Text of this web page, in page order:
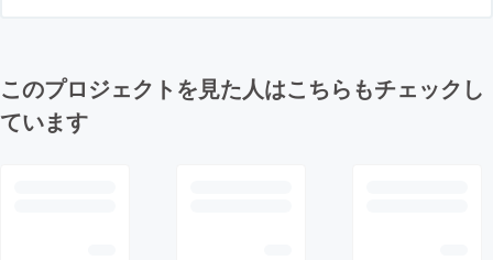
このプロジェクトを見た人はこちらもチェックし
ています